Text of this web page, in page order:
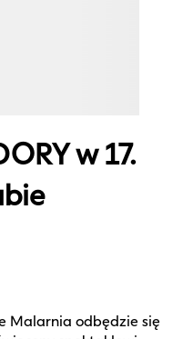
w 17.
Malarnia odbędzie się